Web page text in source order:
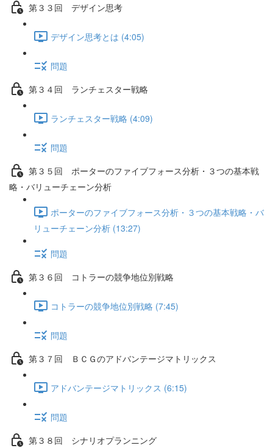
第３３回 デザイン思考
デザイン思考とは (4:05)
問題
第３４回 ランチェスター戦略
ランチェスター戦略 (4:09)
問題
第３５回 ポーターのファイブフォース分析・３つの基本戦
略・バリューチェーン分析
ポーターのファイブフォース分析・３つの基本戦略・バ
リューチェーン分析 (13:27)
問題
第３６回 コトラーの競争地位別戦略
コトラーの競争地位別戦略 (7:45)
問題
第３７回 ＢＣＧのアドバンテージマトリックス
アドバンテージマトリックス (6:15)
問題
第３８回 シナリオプランニング